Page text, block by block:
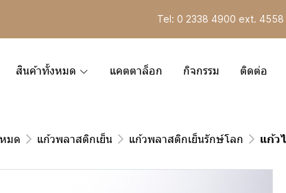
Tel: 0 2338 4900 ext. 4558
สินค้าทั้งหมด แคตตาล็อก กิจกรรม ติดต่อ
มด แก้วพลาสติกเย็น แก้วพลาสติกเย็นรักษ์โลก แก้ว